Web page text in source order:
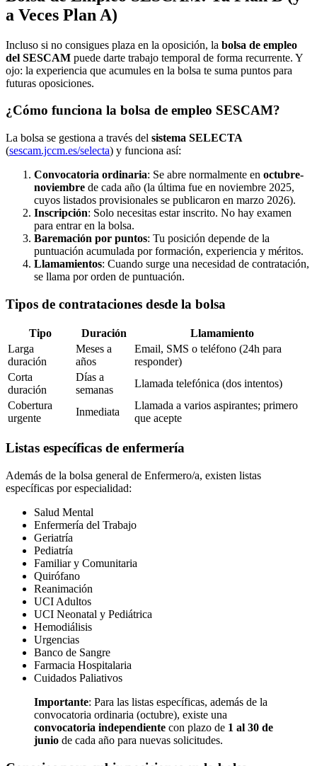
a Veces Plan A)
Incluso si no consigues plaza en la oposición, la bolsa de empleo
del SESCAM puede darte trabajo temporal de forma recurrente. Y
ojo: la experiencia que acumules en la bolsa te suma puntos para
futuras oposiciones.
¿Cómo funciona la bolsa de empleo SESCAM?
La bolsa se gestiona a través del sistema SELECTA
(sescam.jccm.es/selecta) y funciona así:
Convocatoria ordinaria: Se abre normalmente en octubre-
noviembre de cada año (la última fue en noviembre 2025,
cuyos listados provisionales se publicaron en marzo 2026).
Inscripción: Solo necesitas estar inscrito. No hay examen
para entrar en la bolsa.
Baremación por puntos: Tu posición depende de la
puntuación acumulada por formación, experiencia y méritos.
Llamamientos: Cuando surge una necesidad de contratación,
se llama por orden de puntuación.
Tipos de contrataciones desde la bolsa
Tipo Duración
Llamamiento
Larga
duración
Meses a
años
Email, SMS o teléfono (24h para
responder)
Corta
duración
Días a
semanas
Llamada telefónica (dos intentos)
Cobertura
urgente
Inmediata
Llamada a varios aspirantes; primero
que acepte
Listas específicas de enfermería
Además de la bolsa general de Enfermero/a, existen listas
específicas por especialidad:
Salud Mental
Enfermería del Trabajo
Geriatría
Pediatría
Familiar y Comunitaria
Quirófano
Reanimación
UCI Adultos
UCI Neonatal y Pediátrica
Hemodiálisis
Urgencias
Banco de Sangre
Farmacia Hospitalaria
Cuidados Paliativos
Importante: Para las listas específicas, además de la
convocatoria ordinaria (octubre), existe una
convocatoria independiente con plazo de 1 al 30 de
junio de cada año para nuevas solicitudes.